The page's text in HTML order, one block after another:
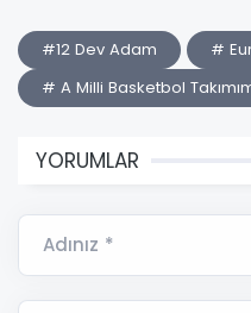
#12 Dev Adam
#
# A Milli Basketbol
YORUMLAR
Adınız *